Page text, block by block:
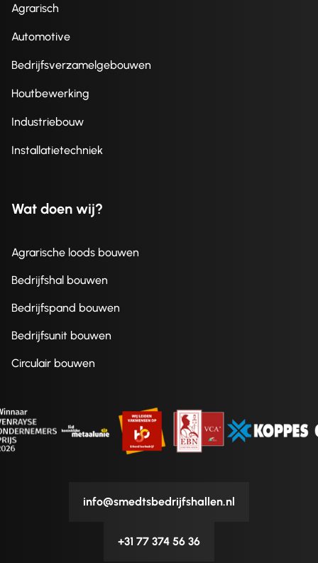
Agrarisch
Automotive
Bedrijfsverzamelgebouwen
Houtbewerking
Industriebouw
Installatietechniek
Wat doen wij?
Agrarische loods bouwen
Bedrijfshal bouwen
Bedrijfspand bouwen
Bedrijfsunit bouwen
Circulair bouwen
info@smedtsbedrijfshallen.nl
+31 77 374 56 36